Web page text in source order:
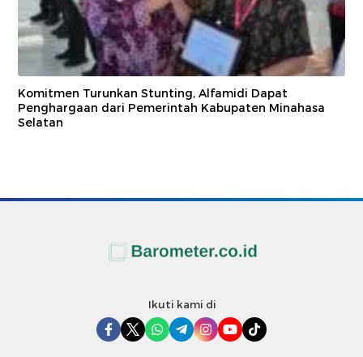
Komitmen Turunkan Stunting, Alfamidi Dapat
Penghargaan dari Pemerintah Kabupaten Minahasa
Selatan
Ikuti kami di